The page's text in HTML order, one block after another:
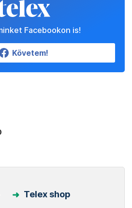
Facebookon is!
Követem!
Telex shop